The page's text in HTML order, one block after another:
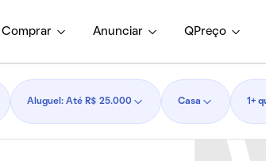
Comprar Anunciar QPreço
Aluguel: Até R$ 25.000 Casa 1+